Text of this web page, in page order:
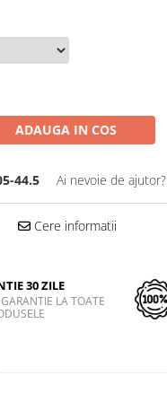
ADAUGA IN COS
44.5 Ai nevoie de ajutor?
Cere informatii
30 ZILE
LA TOATE